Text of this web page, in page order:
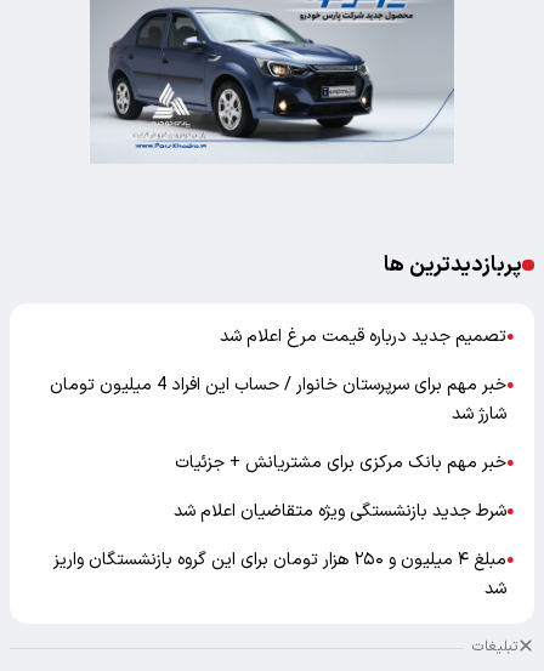
پربازدیدترین ها
●تصمیم جدید درباره قیمت مرغ اعلام شد
●
خبر مهم برای سرپرستان خانوار / حساب این افراد 4 میلیون تومان
شارژ شد
●خبر مهم بانک مرکزی برای مشتریانش + جزئیات
●شرط جدید بازنشستگی ویژه متقاضیان اعلام شد
●
مبلغ ۴ میلیون و ۲۵۰ هزار تومان برای این گروه بازنشستگان واریز
شد
تبلیغات